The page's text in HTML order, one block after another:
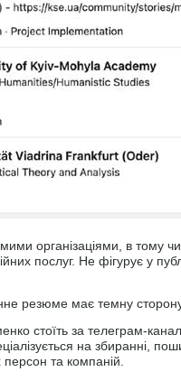
організаціями, в
послуг. Не фігурує у
резюме має темну
стоїть за телеграм-
на збиранні,
персон та компаній.